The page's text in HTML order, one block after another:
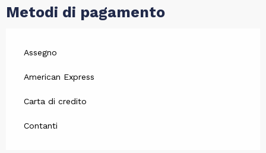
Metodi di pagamento
Assegno
American Express
Carta di credito
Contanti